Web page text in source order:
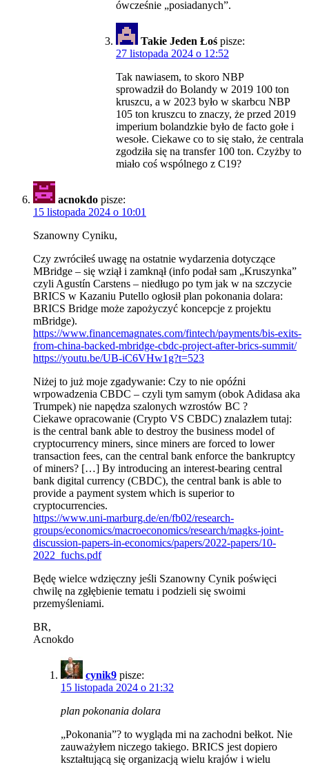
ówcześnie „posiadanych”.
Takie Jeden Łoś pisze:
27 listopada 2024 o 12:52
Tak nawiasem, to skoro NBP
sprowadził do Bolandy w 2019 100 ton
kruszcu, a w 2023 było w skarbcu NBP
105 ton kruszcu to znaczy, że przed 2019
imperium bolandzkie było de facto gołe i
wesołe. Ciekawe co to się stało, że centrala
zgodziła się na transfer 100 ton. Czyżby to
miało coś wspólnego z C19?
acnokdo pisze:
15 listopada 2024 o 10:01
Szanowny Cyniku,
Czy zwróciłeś uwagę na ostatnie wydarzenia dotyczące
MBridge – się wziął i zamknął (info podał sam „Kruszynka”
czyli Agustín Carstens – niedługo po tym jak w na szczycie
BRICS w Kazaniu Putello ogłosił plan pokonania dolara:
BRICS Bridge może zapożyczyć koncepcje z projektu
mBridge).
https://www.financemagnates.com/fintech/payments/bis-exits-
from-china-backed-mbridge-cbdc-project-after-brics-summit/
https://youtu.be/UB-iC6VHw1g?t=523
Niżej to już moje zgadywanie: Czy to nie opóźni
wrpowadzenia CBDC – czyli tym samym (obok Adidasa aka
Trumpek) nie napędza szalonych wzrostów BC ?
Ciekawe opracowanie (Crypto VS CBDC) znalazłem tutaj:
is the central bank able to destroy the business model of
cryptocurrency miners, since miners are forced to lower
transaction fees, can the central bank enforce the bankruptcy
of miners? […] By introducing an interest-bearing central
bank digital currency (CBDC), the central bank is able to
provide a payment system which is superior to
cryptocurrencies.
https://www.uni-marburg.de/en/fb02/research-
groups/economics/macroeconomics/research/magks-joint-
discussion-papers-in-economics/papers/2022-papers/10-
2022_fuchs.pdf
Będę wielce wdzięczny jeśli Szanowny Cynik poświęci
chwilę na zgłębienie tematu i podzieli się swoimi
przemyśleniami.
BR,
Acnokdo
cynik9 pisze:
15 listopada 2024 o 21:32
plan pokonania dolara
„Pokonania”? to wygląda mi na zachodni bełkot. Nie
zauważyłem niczego takiego. BRICS jest dopiero
kształtującą się organizacją wielu krajów i wielu